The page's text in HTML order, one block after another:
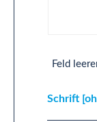
Feld
Schrift